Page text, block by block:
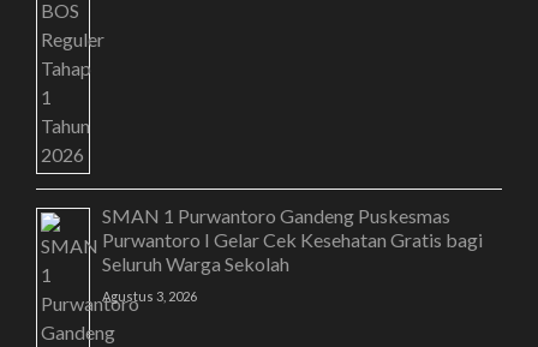
SMAN 1 Purwantoro Gandeng Puskesmas
Purwantoro I Gelar Cek Kesehatan Gratis bagi
Seluruh Warga Sekolah
Agustus 3, 2026